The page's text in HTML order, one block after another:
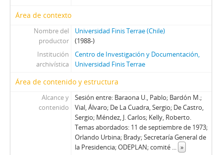
48 - Cáceres, Carlos (I)
49 - Garcés, Francisco
50 - Lamarca, Felipe
51 - Cáceres, Carlos (II)
52 - Ballerino, Jorge
53 - Jorge Ballerino II
55 - Fernández, Sergio
56 - Fernandez, Sergio II
57 - Madariaga, Mónica I
58 - Madariaga, Mónica II
59 - Montero, Enrique I
Área de contexto
Nombre del
productor
Universidad Finis Terrae (Chile)
(1988-)
Institución
archivística
Centro de Investigación y Documentación,
Universidad Finis Terrae
Área de contenido y estructura
Alcance y
contenido
Sesión entre: Baraona U., Pablo; Bardón M.;
Vial, Álvaro; De La Cuadra, Sergio; De Castro,
Sergio; Méndez, J. Carlos; Kelly, Roberto.
Temas abordados: 11 de septiembre de 1973;
Orlando Urbina; Brady; Secretaría General de
la Presidencia; ODEPLAN; comité ... »